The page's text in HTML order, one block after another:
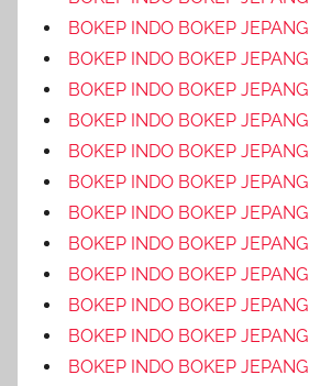
BOKEP INDO BOKEP JEPANG
BOKEP INDO BOKEP JEPANG
BOKEP INDO BOKEP JEPANG
BOKEP INDO BOKEP JEPANG
BOKEP INDO BOKEP JEPANG
BOKEP INDO BOKEP JEPANG
BOKEP INDO BOKEP JEPANG
BOKEP INDO BOKEP JEPANG
BOKEP INDO BOKEP JEPANG
BOKEP INDO BOKEP JEPANG
BOKEP INDO BOKEP JEPANG
BOKEP INDO BOKEP JEPANG